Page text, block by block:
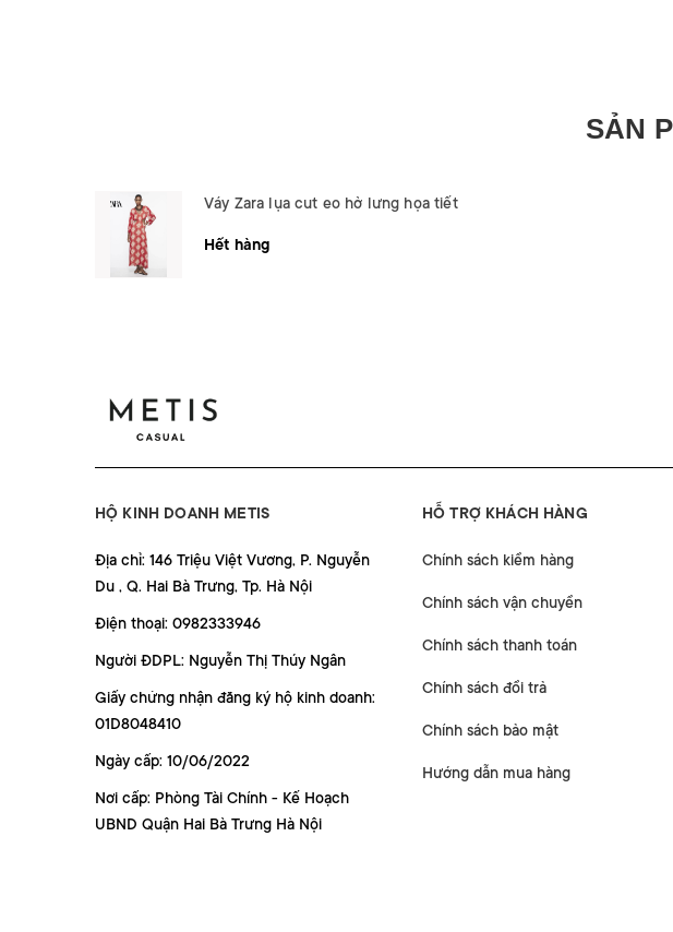
SẢN
Váy Zara lụa cut eo hở lưng họa tiết
Hết hàng
HỘ KINH DOANH METIS
Địa chỉ: 146 Triệu Việt Vương, P. Nguyễn
Du , Q. Hai Bà Trưng, Tp. Hà Nội
Điện thoại: 0982333946
Người ĐDPL: Nguyễn Thị Thúy Ngân
Giấy chứng nhận đăng ký hộ kinh doanh:
01D8048410
Ngày cấp: 10/06/2022
Nơi cấp: Phòng Tài Chính - Kế Hoạch
UBND Quận Hai Bà Trưng Hà Nội
HỖ TRỢ KHÁCH HÀNG
Chính sách kiểm hàng
Chính sách vận chuyển
Chính sách thanh toán
Chính sách đổi trả
Chính sách bảo mật
Hướng dẫn mua hàng